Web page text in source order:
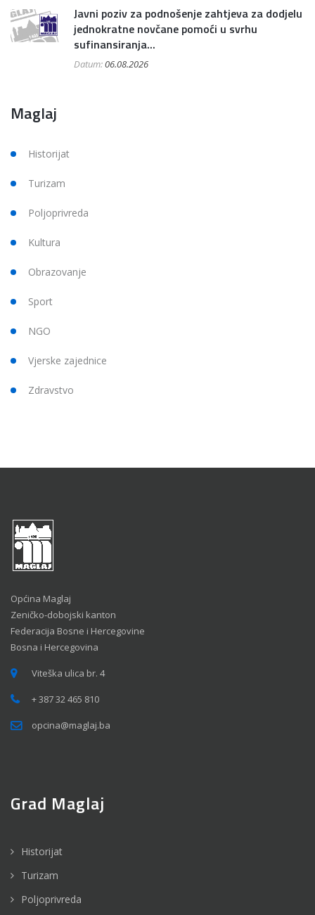
Javni poziv za podnošenje zahtjeva za dodjelu
jednokratne novčane pomoći u svrhu
sufinansiranja...
Datum:06.08.2026
Maglaj
Historijat
Turizam
Poljoprivreda
Kultura
Obrazovanje
Sport
NGO
Vjerske zajednice
Zdravstvo
Općina Maglaj
Zeničko-dobojski kanton
Federacija Bosne i Hercegovine
Bosna i Hercegovina
Viteška ulica br. 4
+ 387 32 465 810
opcina@maglaj.ba
Grad Maglaj
Historijat
Turizam
Poljoprivreda